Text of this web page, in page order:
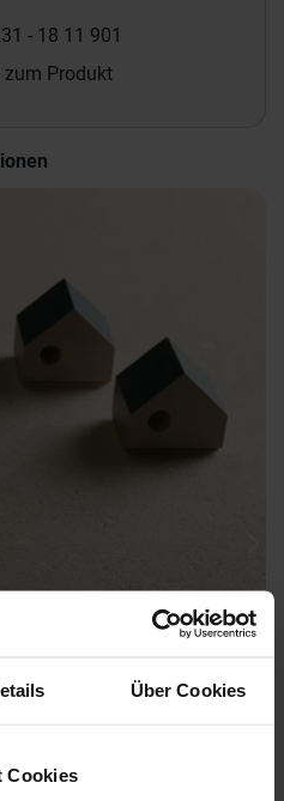
Über Cookies
Cookies
- 18 11 901
zum Produkt